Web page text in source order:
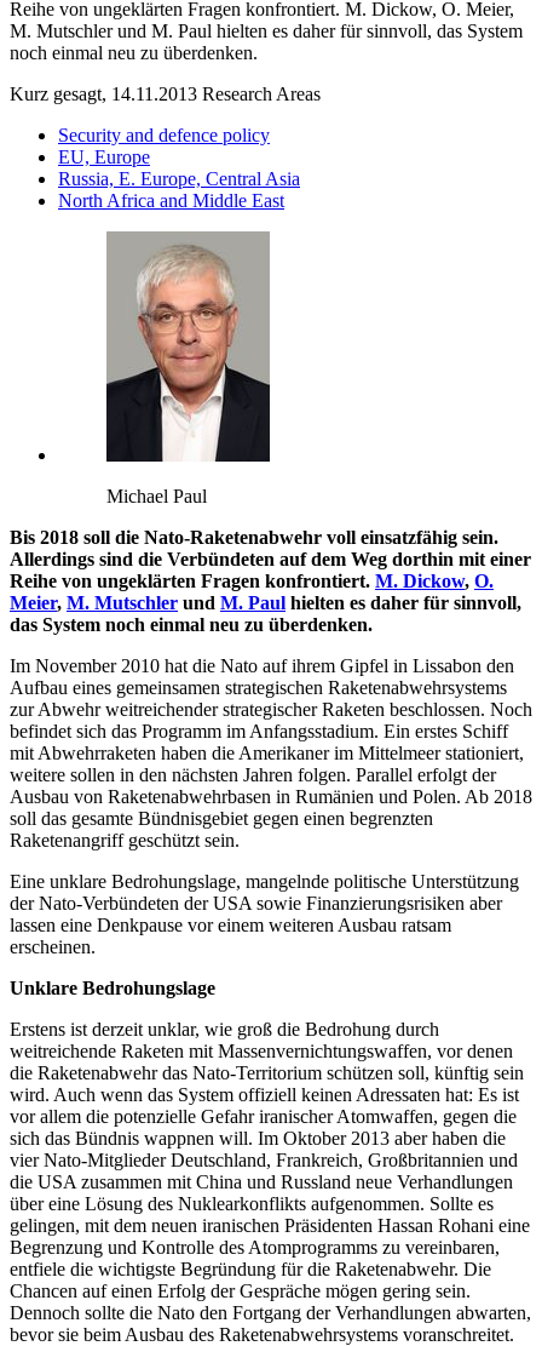
Reihe von ungeklärten Fragen konfrontiert. M. Dickow, O. Meier,
M. Mutschler und M. Paul hielten es daher für sinnvoll, das System
noch einmal neu zu überdenken.
Kurz gesagt, 14.11.2013 Research Areas
Security and defence policy
EU, Europe
Russia, E. Europe, Central Asia
North Africa and Middle East
Michael Paul
Bis 2018 soll die Nato-Raketenabwehr voll einsatzfähig sein.
Allerdings sind die Verbündeten auf dem Weg dorthin mit einer
Reihe von ungeklärten Fragen konfrontiert. M. Dickow, O.
Meier, M. Mutschler und M. Paul hielten es daher für sinnvoll,
das System noch einmal neu zu überdenken.
Im November 2010 hat die Nato auf ihrem Gipfel in Lissabon den
Aufbau eines gemeinsamen strategischen Raketenabwehrsystems
zur Abwehr weitreichender strategischer Raketen beschlossen. Noch
befindet sich das Programm im Anfangsstadium. Ein erstes Schiff
mit Abwehrraketen haben die Amerikaner im Mittelmeer stationiert,
weitere sollen in den nächsten Jahren folgen. Parallel erfolgt der
Ausbau von Raketenabwehrbasen in Rumänien und Polen. Ab 2018
soll das gesamte Bündnisgebiet gegen einen begrenzten
Raketenangriff geschützt sein.
Eine unklare Bedrohungslage, mangelnde politische Unterstützung
der Nato-Verbündeten der USA sowie Finanzierungsrisiken aber
lassen eine Denkpause vor einem weiteren Ausbau ratsam
erscheinen.
Unklare Bedrohungslage
Erstens ist derzeit unklar, wie groß die Bedrohung durch
weitreichende Raketen mit Massenvernichtungswaffen, vor denen
die Raketenabwehr das Nato-Territorium schützen soll, künftig sein
wird. Auch wenn das System offiziell keinen Adressaten hat: Es ist
vor allem die potenzielle Gefahr iranischer Atomwaffen, gegen die
sich das Bündnis wappnen will. Im Oktober 2013 aber haben die
vier Nato-Mitglieder Deutschland, Frankreich, Großbritannien und
die USA zusammen mit China und Russland neue Verhandlungen
über eine Lösung des Nuklearkonflikts aufgenommen. Sollte es
gelingen, mit dem neuen iranischen Präsidenten Hassan Rohani eine
Begrenzung und Kontrolle des Atomprogramms zu vereinbaren,
entfiele die wichtigste Begründung für die Raketenabwehr. Die
Chancen auf einen Erfolg der Gespräche mögen gering sein.
Dennoch sollte die Nato den Fortgang der Verhandlungen abwarten,
bevor sie beim Ausbau des Raketenabwehrsystems voranschreitet.